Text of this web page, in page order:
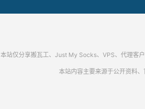
本站仅分享搬瓦工、Just My Socks、VPS、代理客
本站内容主要来源于公开资料